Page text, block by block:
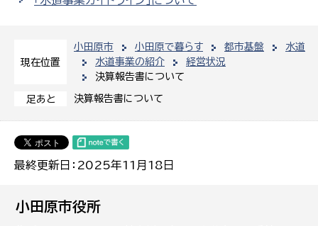
現在位置
小田原市 小田原で暮らす 都市基盤
水道
水道事業の紹介
経営状況
決算報告書について
足あと 決算報告書について
最終更新日：2025年11月18日
小田原市役所